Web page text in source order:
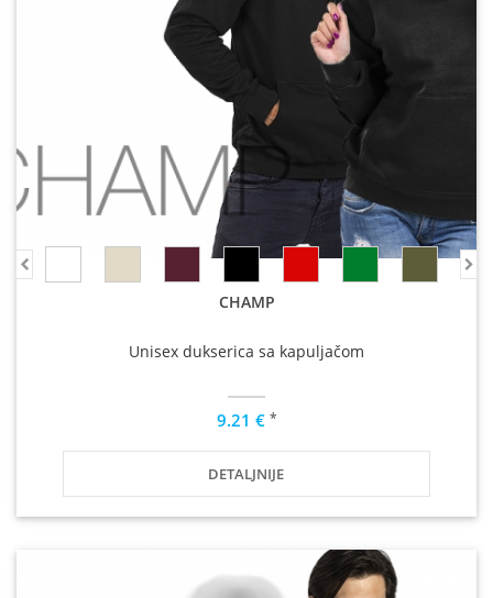
CHAMP
Unisex dukserica sa kapuljačom
9.21 € *
DETALJNIJE